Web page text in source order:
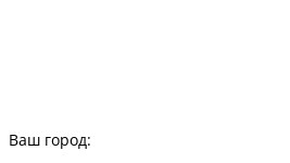
Ваш город: